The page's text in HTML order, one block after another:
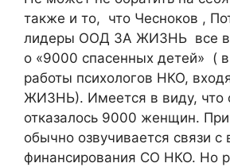
также и то, что Чесноков ,
лидеры ООД ЗА ЖИЗНЬ все
о «9000 спасенных детей» ( в
работы психологов НКО,
ЖИЗНЬ). Имеется в виду, что
отказалось 9000 женщин.
обычно озвучивается связи с
финансирования СО НКО. Но